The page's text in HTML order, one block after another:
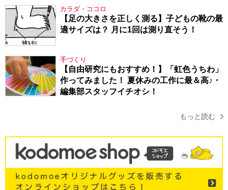
カラダ・ココロ
【足の大きさを正しく測る】子どもの靴の最
適サイズは？ 月に1回は測り直そう！
手づくり
【自由研究にもおすすめ！】「虹色うちわ」
作ってみました！ 夏休みの工作に最＆高♪・
編集部スタッフイチオシ！
もっと読む